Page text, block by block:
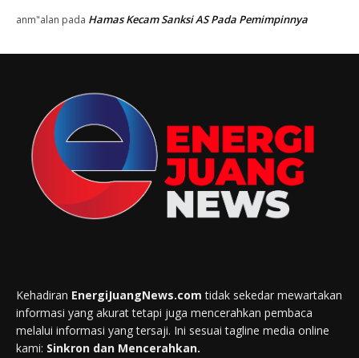
anm"alan pada Hamas Kecam Sanksi AS Pada Pemimpinnya
Kehadiran EnergiJuangNews.com tidak sekedar mewartakan
informasi yang akurat tetapi juga mencerahkan pembaca
melalui informasi yang tersaji. Ini sesuai tagline media online
kami: Sinkron dan Mencerahkan.